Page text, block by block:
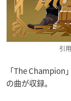
引
「The Champion
の曲が収録。